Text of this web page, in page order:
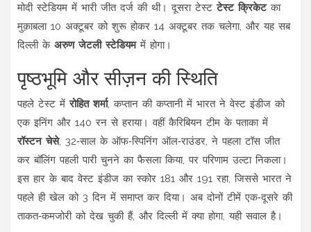
मोदी स्टेडियम में भारी जीत दर्ज की थी। दूसरा टेस्टटेस्ट क्रिकेटका
मुक़ाबला 10 अक्टूबर को शुरू होकर 14 अक्टूबर तक चलेगा, और यह सब
दिल्ली के अरुण जेटली स्टेडियममें होगा।
पृष्ठभूमि और सीज़न की स्थिति
पहले टेस्ट मेंरोहित शर्मा,कप्तान की कप्तानी में भारत ने वेस्ट इंडीज को
एक इनिंग और 140 रन से हराया। वहीं कैरिबियन टीम के पताका में
रॉस्टन चेसे, 32‑साल के ऑफ‑स्पिनिंग ऑल‑राउंडर, ने पहला टॉस जीत
कर बॉलिंग पहली पारी चुनने का फैसला किया, पर परिणाम उल्टा निकला।
इस हार के बाद वेस्ट इंडीज का स्कोर 181 और 191 रहा, जिससे भारत ने
पहले ही खेल को 3 दिन में समाप्त कर दिया। अब दोनों टीमें एक‑दूसरे की
ताकत‑कमजोरी को देख चुकी हैं, और दिल्ली में क्या होगा, यही सवाल है।